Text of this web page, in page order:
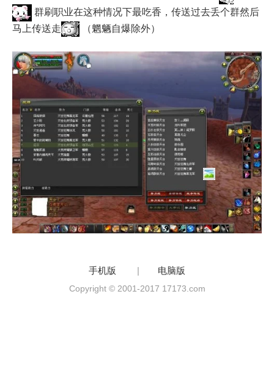
群刷职业在这种情况下最吃香，传送过去丢个群然后
马上传送走
（魍魉自爆除外）
手机版 | 电脑版
Copyright © 2001-2017 17173.com